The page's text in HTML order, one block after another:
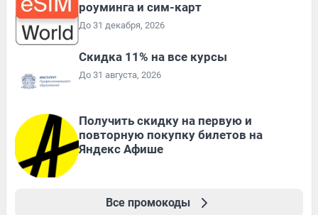
роуминга и сим-карт
До 31 декабря, 2026
Скидка 11% на все курсы
До 31 августа, 2026
Получить скидку на первую и
повторную покупку билетов на
Яндекс Афише
Все промокоды